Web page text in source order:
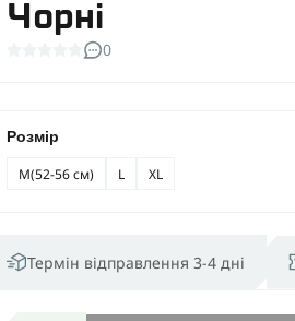
Чорні
0
Розмір
M(52-56 см) L XL
Термін відправлення 3-4 дні